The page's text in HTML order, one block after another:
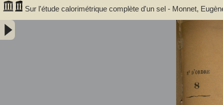
Sur l'étude calorimétrique complète d'un sel - Monnet,